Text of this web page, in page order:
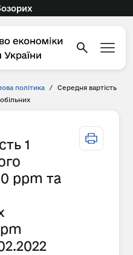
політика /
Середня вартість
1
ppm та